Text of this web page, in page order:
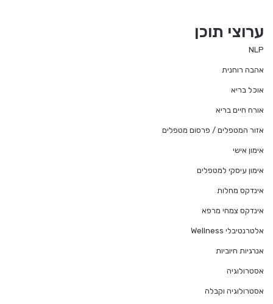
ערוצי תוכן
NLP
אהבה רוחנית
אוכל בריא
אורח חיים בריא
אזור המטפלים / פרסום מטפלים
אימון אישי
אימון עיסקי למטפלים
אינדקס מחלות
אינדקס צמחי מרפא
אלטרנטיבלי Wellness
אנרגיות חיוביות
אסטרולוגיה
אסטרולוגיה וקבלה